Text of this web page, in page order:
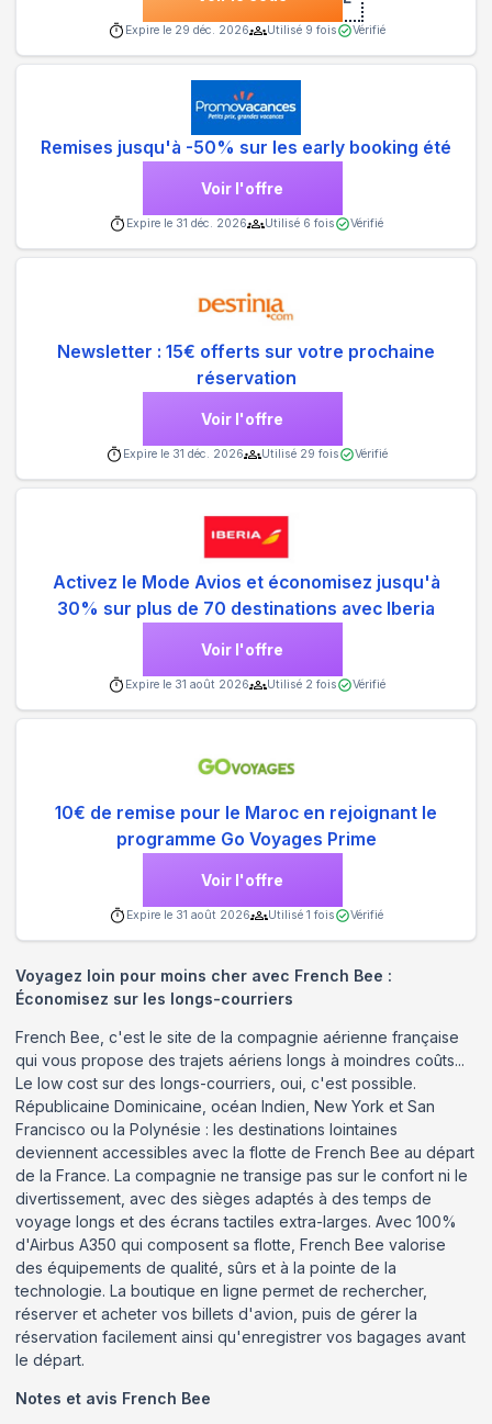
Expire le 29 déc. 2026 Utilisé 9 fois Vérifié
Remises jusqu'à -50% sur les early booking été
Voir l'offre
Expire le 31 déc. 2026 Utilisé 6 fois Vérifié
Newsletter : 15€ offerts sur votre prochaine
réservation
Voir l'offre
Expire le 31 déc. 2026 Utilisé 29 fois Vérifié
Activez le Mode Avios et économisez jusqu'à
30% sur plus de 70 destinations avec Iberia
Voir l'offre
Expire le 31 août 2026 Utilisé 2 fois Vérifié
10€ de remise pour le Maroc en rejoignant le
programme Go Voyages Prime
Voir l'offre
Expire le 31 août 2026 Utilisé 1 fois Vérifié
Voyagez loin pour moins cher avec French Bee :
Économisez sur les longs-courriers
French Bee, c'est le site de la compagnie aérienne française
qui vous propose des trajets aériens longs à moindres coûts...
Le low cost sur des longs-courriers, oui, c'est possible.
Républicaine Dominicaine, océan Indien, New York et San
Francisco ou la Polynésie : les destinations lointaines
deviennent accessibles avec la flotte de French Bee au départ
de la France. La compagnie ne transige pas sur le confort ni le
divertissement, avec des sièges adaptés à des temps de
voyage longs et des écrans tactiles extra-larges. Avec 100%
d'Airbus A350 qui composent sa flotte, French Bee valorise
des équipements de qualité, sûrs et à la pointe de la
technologie. La boutique en ligne permet de rechercher,
réserver et acheter vos billets d'avion, puis de gérer la
réservation facilement ainsi qu'enregistrer vos bagages avant
le départ.
Notes et avis French Bee